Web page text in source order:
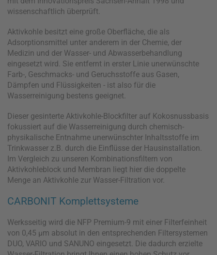
wissenschaftlich überprüft.
Aktivkohle besitzt eine große Oberfläche, die als
Adsorptionsmittel unter anderem in der Chemie, der
Medizin und der Wasser- und Abwasserbehandlung
eingesetzt wird. Sie entfernt in erster Linie unerwünschte
Farb-, Geschmacks- und Geruchsstoffe aus Gasen,
Dämpfen und Flüssigkeiten - ist also für die
Wasserreinigung bestens geeignet.
Dieser gesinterte Aktivkohle-Blockfilter auf Kokosnussbasis
fokussiert auf die Wasserreinigung durch chemisch-
physikalische Entnahme unerwünschter Inhaltsstoffe im
Trinkwasser z.B. durch die Einflüsse der Hausinstallation.
Im Vergleich zu unseren Kombinationsfiltern von
Aktivkohleblock und Membran liegt hier die doppelte
Menge an Aktivkohle zur Wasser-Filtration vor.
CARBONIT Komplettsysteme
Werksseitig wird die NFP Premium-9 mit einer Filterfeinheit
von 0,45 µm absolut in den entsprechenden Filtersystemen
DUO, VARIO und SANUNO eingesetzt. Die dadurch erzielte